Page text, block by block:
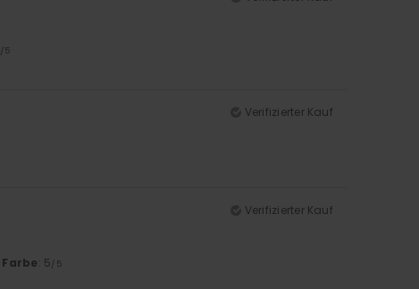
/5
Verifizierter Kauf
Verifizierter Kauf
Farbe: 5/5